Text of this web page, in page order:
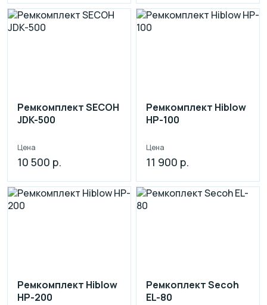
Ремкомплект SECOH
JDK-500
Цена
10 500 р.
Ремкомплект Hiblow
HP-100
Цена
11 900 р.
Ремкомплект Hiblow
HP-200
Ремкоплект Secoh
EL-80